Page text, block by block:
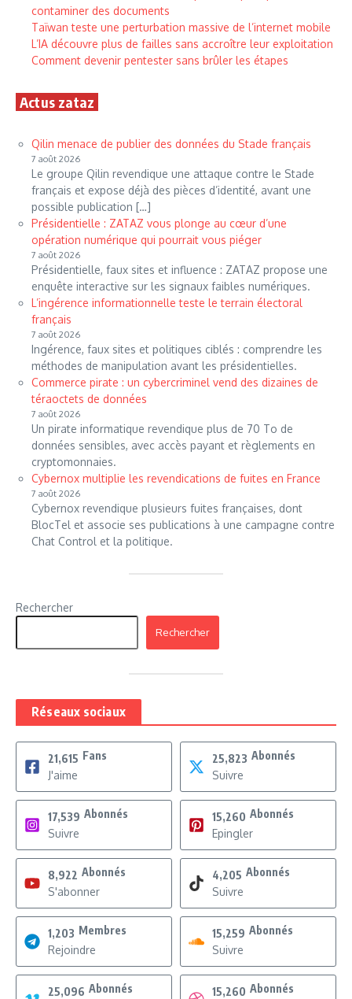
contaminer des documents
Taïwan teste une perturbation massive de l’internet mobile
L’IA découvre plus de failles sans accroître leur exploitation
Comment devenir pentester sans brûler les étapes
Actus zataz
Qilin menace de publier des données du Stade français
7 août 2026
Le groupe Qilin revendique une attaque contre le Stade
français et expose déjà des pièces d’identité, avant une
possible publication […]
Présidentielle : ZATAZ vous plonge au cœur d’une
opération numérique qui pourrait vous piéger
7 août 2026
Présidentielle, faux sites et influence : ZATAZ propose une
enquête interactive sur les signaux faibles numériques.
L’ingérence informationnelle teste le terrain électoral
français
7 août 2026
Ingérence, faux sites et politiques ciblés : comprendre les
méthodes de manipulation avant les présidentielles.
Commerce pirate : un cybercriminel vend des dizaines de
téraoctets de données
7 août 2026
Un pirate informatique revendique plus de 70 To de
données sensibles, avec accès payant et règlements en
cryptomonnaies.
Cybernox multiplie les revendications de fuites en France
7 août 2026
Cybernox revendique plusieurs fuites françaises, dont
BlocTel et associe ses publications à une campagne contre
Chat Control et la politique.
Rechercher
Rechercher
Réseaux sociaux
21,615 Fans
J'aime
25,823 Abonnés
Suivre
17,539 Abonnés
Suivre
15,260 Abonnés
Epingler
8,922 Abonnés
S'abonner
4,205 Abonnés
Suivre
1,203 Membres
Rejoindre
15,259 Abonnés
Suivre
25,096 Abonnés
15,260 Abonnés